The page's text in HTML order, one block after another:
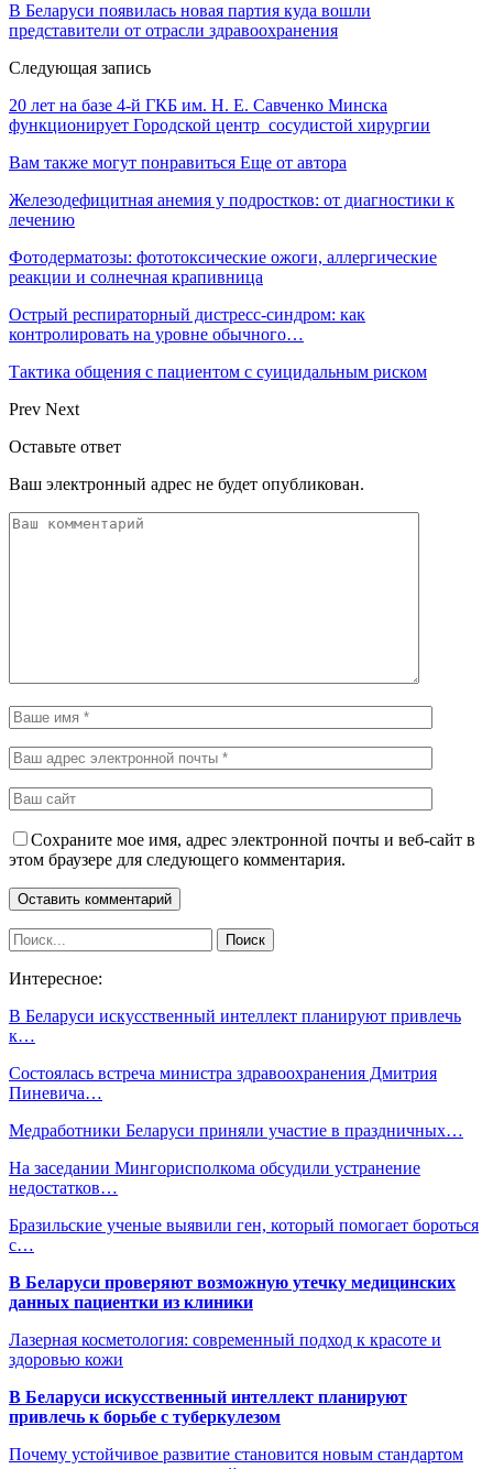
В Беларуси появилась новая партия куда вошли
представители от отрасли здравоохранения
Следующая запись
20 лет на базе 4-й ГКБ им. Н. Е. Савченко Минска
функционирует Городской центр сосудистой хирургии
Вам также могут понравиться Еще от автора
Железодефицитная анемия у подростков: от диагностики к
лечению
Фотодерматозы: фототоксические ожоги, аллергические
реакции и солнечная крапивница
Острый респираторный дистресс-синдром: как
контролировать на уровне обычного…
Тактика общения с пациентом с суицидальным риском
Prev Next
Оставьте ответ
Ваш электронный адрес не будет опубликован.
Сохраните мое имя, адрес электронной почты и веб-сайт в
этом браузере для следующего комментария.
Интересное:
В Беларуси искусственный интеллект планируют привлечь
к…
Cостоялась встреча министра здравоохранения Дмитрия
Пиневича…
Медработники Беларуси приняли участие в праздничных…
На заседании Мингорисполкома обсудили устранение
недостатков…
Бразильские ученые выявили ген, который помогает бороться
с…
В Беларуси проверяют возможную утечку медицинских
данных пациентки из клиники
Лазерная косметология: современный подход к красоте и
здоровью кожи
В Беларуси искусственный интеллект планируют
привлечь к борьбе с туберкулезом
Почему устойчивое развитие становится новым стандартом